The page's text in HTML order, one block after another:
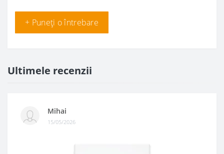
+ Puneți o întrebare
Ultimele recenzii
Mihai
15/05/2026